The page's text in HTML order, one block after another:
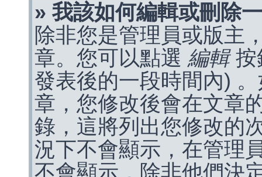
» 我該如何編輯或刪除
除非您是管理員或版主
章。您可以點選 編輯按
發表後的一段時間內)
章，您修改後會在文章
錄，這將列出您修改的
況下不會顯示，在管理
不會顯示，除非他們決